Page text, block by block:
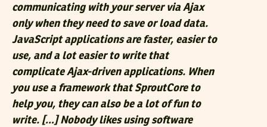
communicating with your server via Ajax
only when they need to save or load data.
JavaScript applications are faster, easier to
use, and a lot easier to write that
complicate Ajax-driven applications. When
you use a framework that SproutCore to
help you, they can also be a lot of fun to
write. […] Nobody likes using software